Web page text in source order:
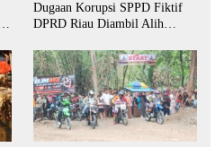
Dugaan Korupsi SPPD Fiktif
DPRD Riau Diambil Alih